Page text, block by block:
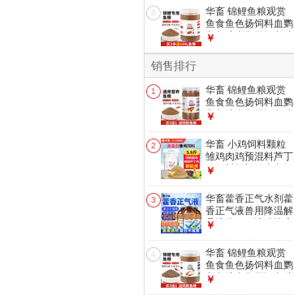
饲料20斤【整吨
39.9/袋】
6
华畜 锦鲤鱼粮观赏
鱼食鱼色扬饲料血鹦
鹉鱼粮金鱼罗汉鱼粮
￥
销售排行
1
华畜 锦鲤鱼粮观赏
鱼食鱼色扬饲料血鹦
鹉鱼粮金鱼罗汉鱼粮
【1mm观赏鱼粮】
500g
￥
2
华畜 小鸡饲料颗粒
雏鸡肉鸡预混料芦丁
鸡饲料鹌鹑鸡食鱼饵
白雏鸡饲料】5.6斤/
袋
￥
3
华畜藿香正气水剂藿
香正气液兽用降温解
暑液体口服液猪抗应
10送5 买20送20】
清凉解暑500ml
￥
4
华畜 锦鲤鱼粮观赏
鱼食鱼色扬饲料血鹦
鹉鱼粮金鱼罗汉鱼粮
￥